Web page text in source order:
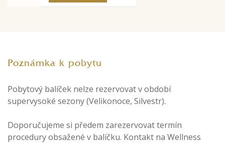
Poznámka k pobytu
Pobytový balíček nelze rezervovat v období
supervysoké sezony (Velikonoce, Silvestr).
Doporučujeme si předem zarezervovat termín
procedury obsažené v balíčku. Kontakt na Wellness